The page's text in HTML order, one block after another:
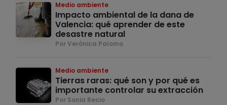
Medio ambiente
Impacto ambiental de la dana de
Valencia: qué aprender de este
desastre natural
Por Verónica Palomo
Medio ambiente
Tierras raras: qué son y por qué es
importante controlar su extracción
Por Sonia Recio